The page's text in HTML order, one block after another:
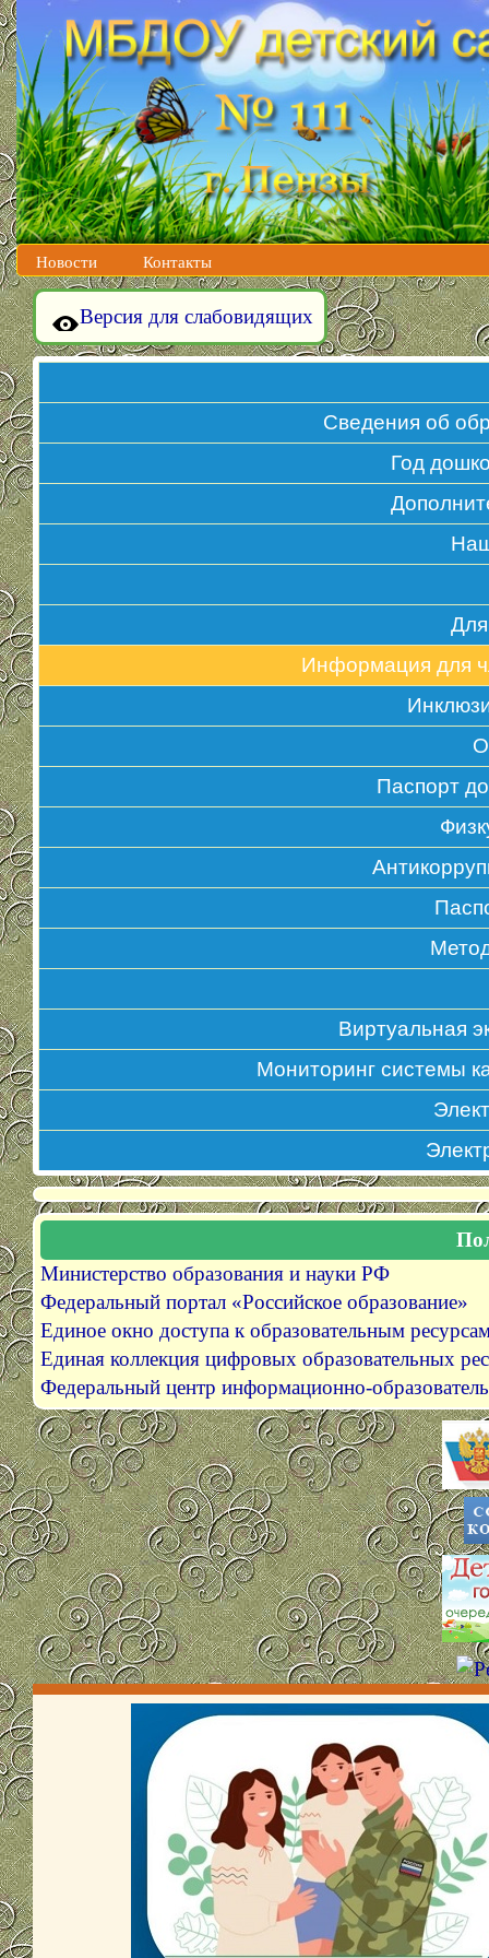
Новости Контакты
Версия для слабовидящих
Сведения об
Год
Информация для
Паспорт
Виртуальная
Мониторинг системы
Министерство образования и науки РФ
Федеральный портал «Российское образование»
Единое окно доступа к образовательным
Единая коллекция цифровых образовательных
Федеральный центр информационно-